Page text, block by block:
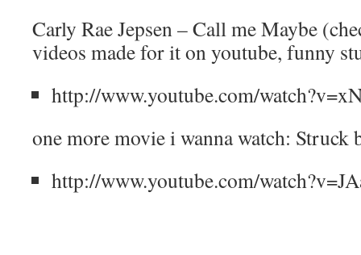
Carly Rae Jepsen – Call me Maybe
videos made for it on youtube, funny
http://www.youtube.com/
one more movie i wanna watch:
http://www.youtube.com/